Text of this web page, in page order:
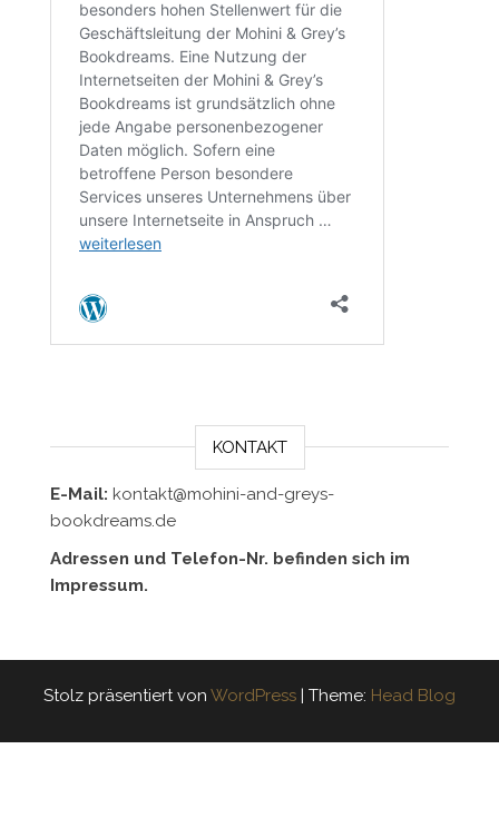
KONTAKT
E-Mail: kontakt@mohini-and-greys-
bookdreams.de
Adressen und Telefon-Nr. befinden sich im
Impressum.
Stolz präsentiert von WordPress | Theme: Head Blog